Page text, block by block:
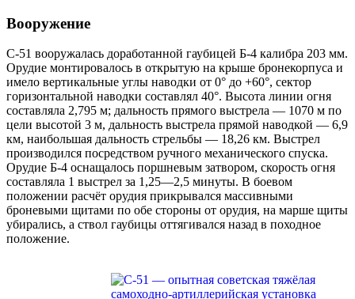
Вооружение
С-51 вооружалась доработанной гаубицей Б-4 калибра 203 мм.
Орудие монтировалось в открытую на крыше бронекорпуса и
имело вертикальные углы наводки от 0° до +60°, сектор
горизонтальной наводки составлял 40°. Высота линии огня
составляла 2,795 м; дальность прямого выстрела — 1070 м по
цели высотой 3 м, дальность выстрела прямой наводкой — 6,9
км, наибольшая дальность стрельбы — 18,26 км. Выстрел
производился посредством ручного механического спуска.
Орудие Б-4 оснащалось поршневым затвором, скорость огня
составляла 1 выстрел за 1,25—2,5 минуты. В боевом
положении расчёт орудия прикрывался массивными
броневыми щитами по обе стороны от орудия, на марше щиты
убирались, а ствол гаубицы оттягивался назад в походное
положение.